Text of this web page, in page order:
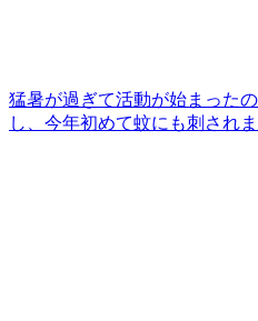
猛暑が過ぎて活動が始まった
し、今年初めて蚊にも刺されま